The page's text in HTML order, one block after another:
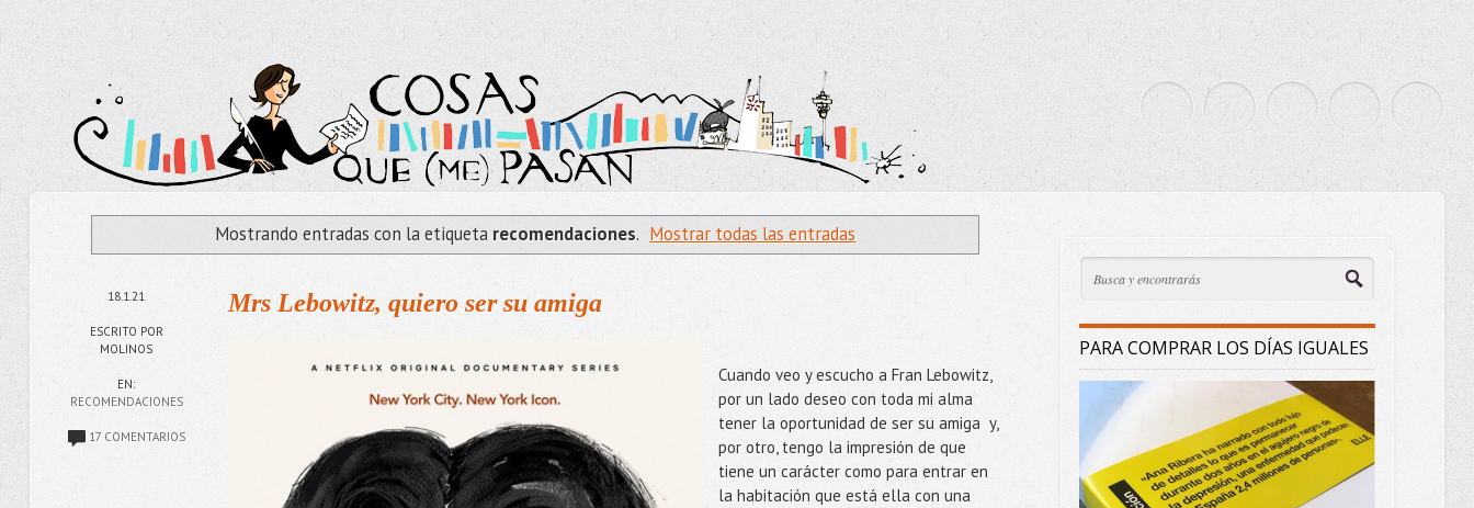
Mostrando entradas con la etiqueta recomendaciones. Mostrar todas las entradas
18.1.21
ESCRITO POR
MOLINOS
EN:
RECOMENDACIONES
17 COMENTARIOS
Mrs Lebowitz, quiero ser su amiga
Cuando veo y escucho a Fran Lebowitz,
por un lado deseo con toda mi alma
tener la oportunidad de ser su amiga y,
por otro, tengo la impresión de que
tiene un carácter como para entrar en
la habitación que está ella con una
PARA COMPRAR LOS DÍAS IGUALES